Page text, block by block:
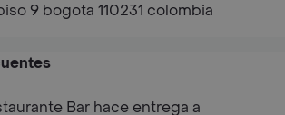
9 bogota 110231 colombia
Bar hace entrega a